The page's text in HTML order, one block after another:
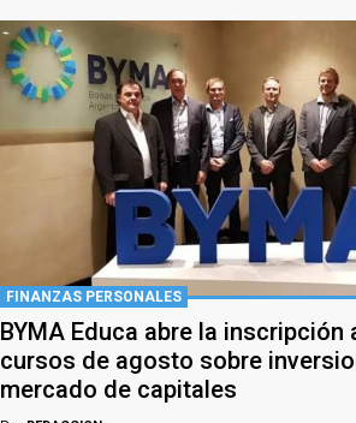
FINANZAS PERSONALES
BYMA Educa abre la inscripción
cursos de agosto sobre
mercado de capitales